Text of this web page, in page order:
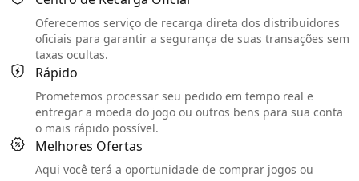
Oferecemos serviço de recarga direta dos distribuidores
oficiais para garantir a segurança de suas transações sem
taxas ocultas.
Rápido
Prometemos processar seu pedido em tempo real e
entregar a moeda do jogo ou outros bens para sua conta
o mais rápido possível.
Melhores Ofertas
Aqui você terá a oportunidade de comprar jogos ou